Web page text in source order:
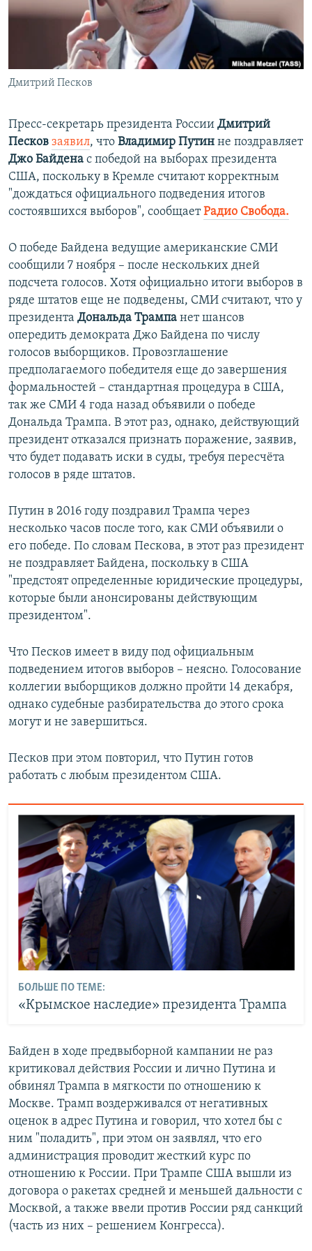
ПОБЕДИТЕЛЕЙ НЕ СУДЯТ?
КРЫМ.НЕПОКОРЕННЫЙ
УКРАИНСКАЯ ПРОБЛЕМА КРЫМА
ПРИСОЕДИНЯЙТЕСЬ!
Дмитрий Песков
Пресс-секретарь президента России Дмитрий
Песков заявил, что Владимир Путин не поздравляет
Джо Байдена с победой на выборах президента
США, поскольку в Кремле считают корректным
"дождаться официального подведения итогов
состоявшихся выборов", сообщает Радио Свобода.
О победе Байдена ведущие американские СМИ
сообщили 7 ноября – после нескольких дней
подсчета голосов. Хотя официально итоги выборов в
ряде штатов еще не подведены, СМИ считают, что у
президента Дональда Трампа нет шансов
опередить демократа Джо Байдена по числу
голосов выборщиков. Провозглашение
предполагаемого победителя еще до завершения
формальностей – стандартная процедура в США,
так же СМИ 4 года назад объявили о победе
Дональда Трампа. В этот раз, однако, действующий
президент отказался признать поражение, заявив,
что будет подавать иски в суды, требуя пересчёта
голосов в ряде штатов.
Путин в 2016 году поздравил Трампа через
несколько часов после того, как СМИ объявили о
его победе. По словам Пескова, в этот раз президент
не поздравляет Байдена, поскольку в США
"предстоят определенные юридические процедуры,
которые были анонсированы действующим
президентом".
Что Песков имеет в виду под официальным
подведением итогов выборов – неясно. Голосование
коллегии выборщиков должно пройти 14 декабря,
однако судебные разбирательства до этого срока
могут и не завершиться.
Песков при этом повторил, что Путин готов
работать с любым президентом США.
БОЛЬШЕ ПО ТЕМЕ:
«Крымское наследие» президента Трампа
Байден в ходе предвыборной кампании не раз
критиковал действия России и лично Путина и
обвинял Трампа в мягкости по отношению к
Москве. Трамп воздерживался от негативных
оценок в адрес Путина и говорил, что хотел бы с
ним "поладить", при этом он заявлял, что его
администрация проводит жесткий курс по
отношению к России. При Трампе США вышли из
договора о ракетах средней и меньшей дальности с
Москвой, а также ввели против России ряд санкций
(часть из них – решением Конгресса).